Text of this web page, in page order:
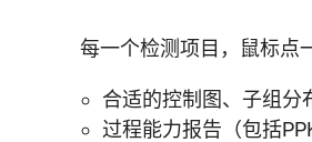
每一个检测项目，鼠标点
合适的控制图、子组分
过程能力报告（包括